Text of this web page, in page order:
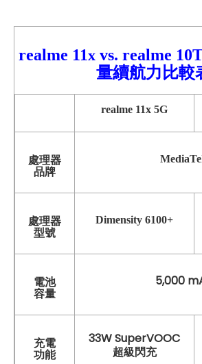
realme 11xvs. realme
量續航力比較
realme 11x 5G
處理器
品牌
處理器
型號
Dimensity 6100+
電池
容量
5,000
充電
功能
33W SuperVOOC
超級閃充